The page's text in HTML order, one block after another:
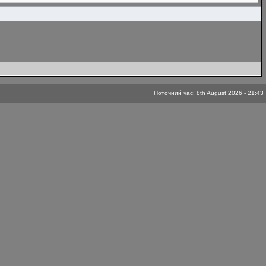
Поточний час: 8th August 2026 - 21:43